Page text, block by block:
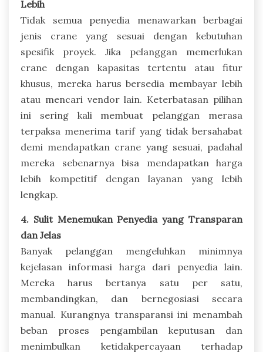
Lebih
Tidak semua penyedia menawarkan berbagai
jenis crane yang sesuai dengan kebutuhan
spesifik proyek. Jika pelanggan memerlukan
crane dengan kapasitas tertentu atau fitur
khusus, mereka harus bersedia membayar lebih
atau mencari vendor lain. Keterbatasan pilihan
ini sering kali membuat pelanggan merasa
terpaksa menerima tarif yang tidak bersahabat
demi mendapatkan crane yang sesuai, padahal
mereka sebenarnya bisa mendapatkan harga
lebih kompetitif dengan layanan yang lebih
lengkap.
4. Sulit Menemukan Penyedia yang Transparan
dan Jelas
Banyak pelanggan mengeluhkan minimnya
kejelasan informasi harga dari penyedia lain.
Mereka harus bertanya satu per satu,
membandingkan, dan bernegosiasi secara
manual. Kurangnya transparansi ini menambah
beban proses pengambilan keputusan dan
menimbulkan ketidakpercayaan terhadap